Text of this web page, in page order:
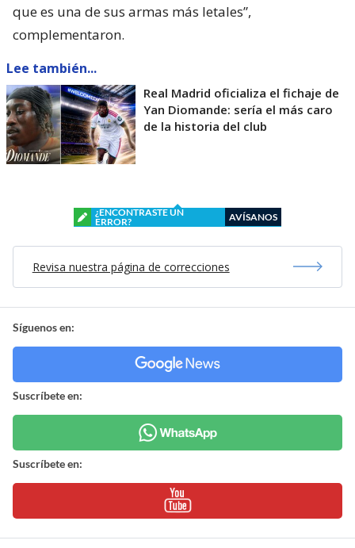
que es una de sus armas más letales”,
complementaron.
Lee también...
Real Madrid oficializa el fichaje de
Yan Diomande: sería el más caro
de la historia del club
¿ENCONTRASTE UN
ERROR?
AVÍSANOS
Revisa nuestra página de correcciones
Síguenos en:
Suscríbete en:
Suscríbete en: